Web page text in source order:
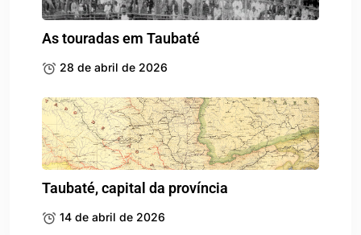
As touradas em Taubaté
28 de abril de 2026
Taubaté, capital da província
14 de abril de 2026